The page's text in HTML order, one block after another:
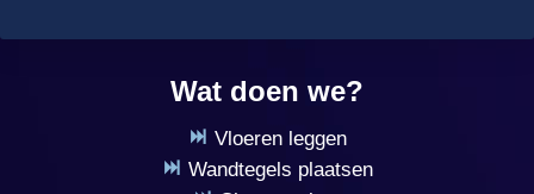
Wat doen we?
Vloeren leggen
Wandtegels plaatsen